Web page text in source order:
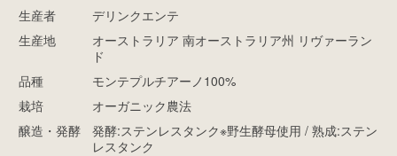
生産者
デリンクエンテ
生産地
オーストラリア 南オーストラリア州 リヴァーラン
ド
品種
モンテプルチアーノ100%
栽培
オーガニック農法
醸造・発酵
発酵:ステンレスタンク※野生酵母使用 / 熟成:ステン
レスタンク